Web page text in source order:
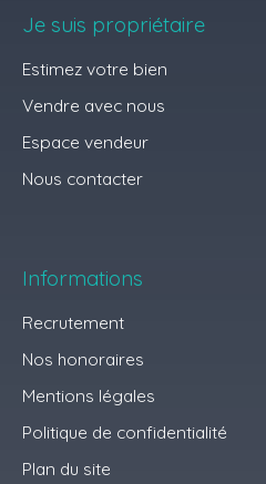
Je suis propriétaire
Estimez votre bien
Vendre avec nous
Espace vendeur
Nous contacter
Informations
Recrutement
Nos honoraires
Mentions légales
Politique de confidentialité
Plan du site